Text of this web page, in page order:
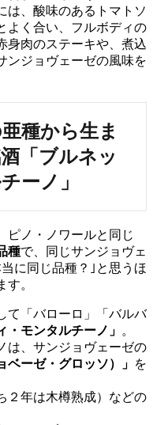
は、酸味のあるトマトソ
よく合い、フルボディの
身肉のステーキや、煮込
ンジョヴェーゼの風味を
「ブルネッ
ーノ」
ピノ・ノワールと同じ
種で、同じサンジョヴェ
に同じ品種？｣と思うほ
。
て「バローロ」「バルバ
・モンタルチーノ」 。
は、サンジョヴェーゼの
ベーゼ・グロッソ）」 を
２年は木樽熟成）などの